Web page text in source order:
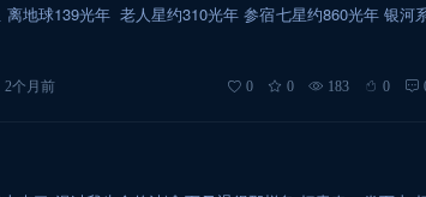
地球139光年 ​ 老人星约310光年 参宿七星约860光年 银河
2个月前 0 0 183 0